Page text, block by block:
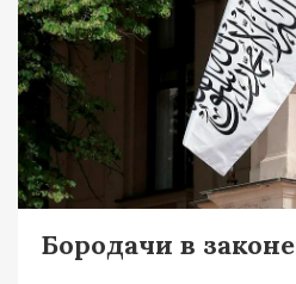
Бородачи в законе